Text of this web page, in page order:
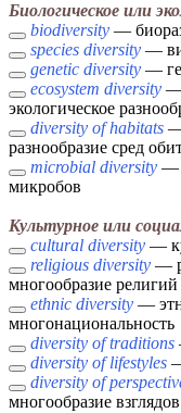
Биологическое или
biodiversity —
species diversity —
genetic diversity —
ecosystem diversity —
экологическое
diversity of habitats —
разнообразие сред
microbial diversity —
микробов
Культурное или
cultural diversity —
religious diversity —
многообразие религий
ethnic diversity —
многонациональность
diversity of traditions
diversity of lifestyles
diversity of
многообразие взглядов